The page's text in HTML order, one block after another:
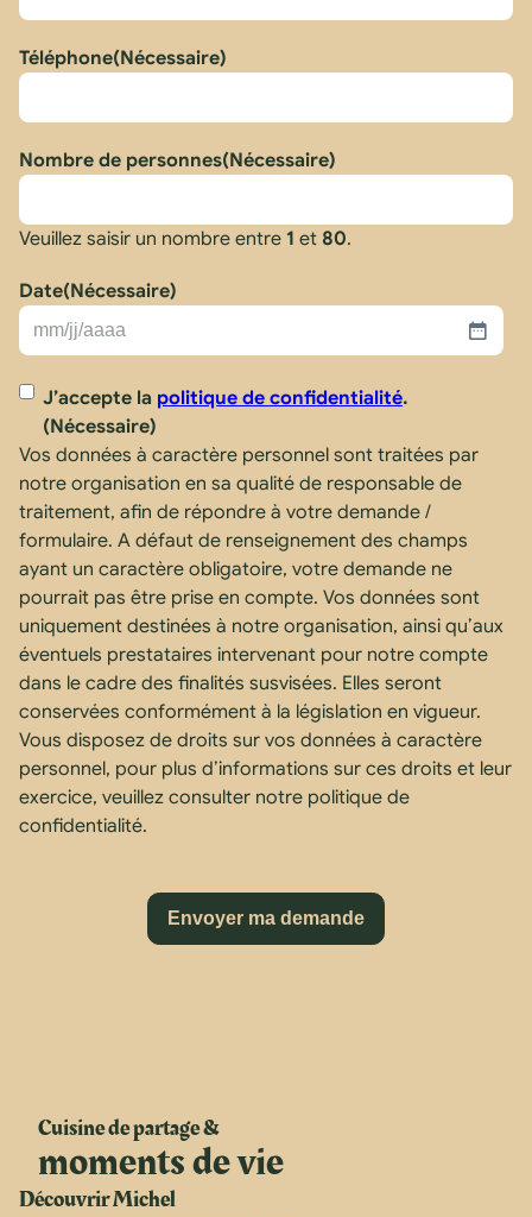
Téléphone(Nécessaire)
Nombre de personnes(Nécessaire)
Veuillez saisir un nombre entre 1 et 80.
Date(Nécessaire)
MM
JJ
slash
AAAA
RGPD(Nécessaire)
J’accepte la politique de confidentialité.
(Nécessaire)
Vos données à caractère personnel sont traitées par
notre organisation en sa qualité de responsable de
traitement, afin de répondre à votre demande /
formulaire. A défaut de renseignement des champs
ayant un caractère obligatoire, votre demande ne
pourrait pas être prise en compte. Vos données sont
uniquement destinées à notre organisation, ainsi qu’aux
éventuels prestataires intervenant pour notre compte
dans le cadre des finalités susvisées. Elles seront
conservées conformément à la législation en vigueur.
Vous disposez de droits sur vos données à caractère
personnel, pour plus d’informations sur ces droits et leur
exercice, veuillez consulter notre politique de
confidentialité.
Cuisine de partage &
moments de vie
Découvrir Michel